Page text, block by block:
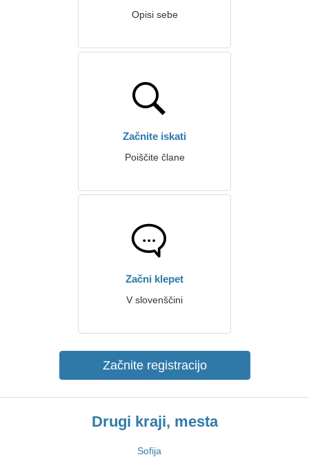
Opisi sebe
Začnite iskati
Poiščite člane
Začni klepet
V slovenščini
Začnite registracijo
Drugi kraji, mesta
Sofija